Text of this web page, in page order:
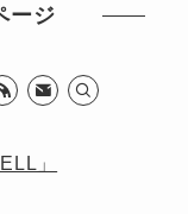
ージ
」